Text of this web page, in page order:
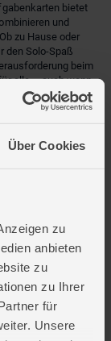
Über Cookies
zu
anbieten
zu
zu Ihrer
für
Unsere
bietet
und
zu Hause oder
den Solo-Spaß
beim
alle – auch wenn
oder spontane
Mitnehmen,